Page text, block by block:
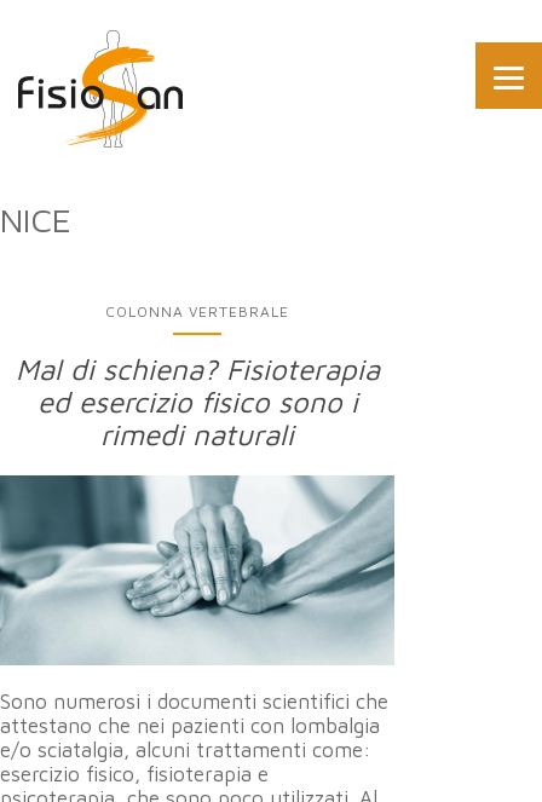
NICE
COLONNA VERTEBRALE
Mal di schiena? Fisioterapia
ed esercizio fisico sono i
rimedi naturali
Sono numerosi i documenti scientifici che
attestano che nei pazienti con lombalgia
e/o sciatalgia, alcuni trattamenti come:
esercizio fisico, fisioterapia e